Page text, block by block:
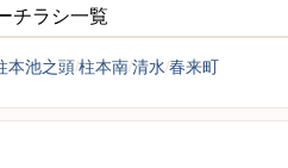
チラシ一覧
本池之頭柱本南清水 春来町